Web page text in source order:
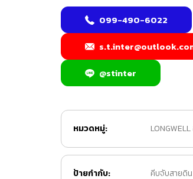
099-490-6022
@stinter
หมวดหมู่:
ป้ายกำกับ: คีบจับสายดิ